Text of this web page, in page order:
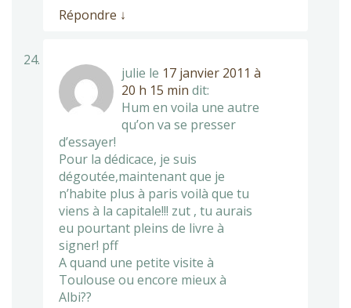
Répondre ↓
julie le 17 janvier 2011 à
20 h 15 min dit:
Hum en voila une autre
qu’on va se presser
d’essayer!
Pour la dédicace, je suis
dégoutée,maintenant que je
n’habite plus à paris voilà que tu
viens à la capitale!!! zut , tu aurais
eu pourtant pleins de livre à
signer! pff
A quand une petite visite à
Toulouse ou encore mieux à
Albi??